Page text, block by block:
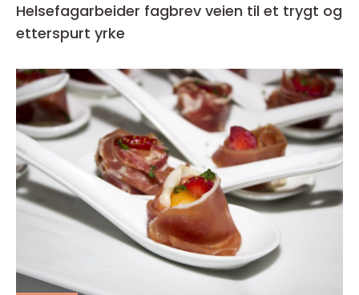
Helsefagarbeider fagbrev veien til et trygt og
etterspurt yrke